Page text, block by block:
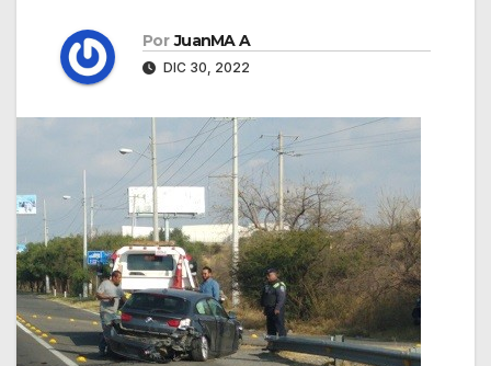
Por JuanMA A
DIC 30, 2022